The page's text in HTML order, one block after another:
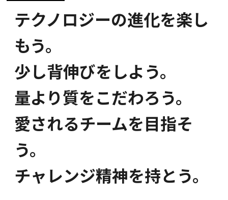
テクノロジーの進化を楽し
もう。
少し背伸びをしよう。
量より質をこだわろう。
愛されるチームを目指そ
う。
チャレンジ精神を持とう。